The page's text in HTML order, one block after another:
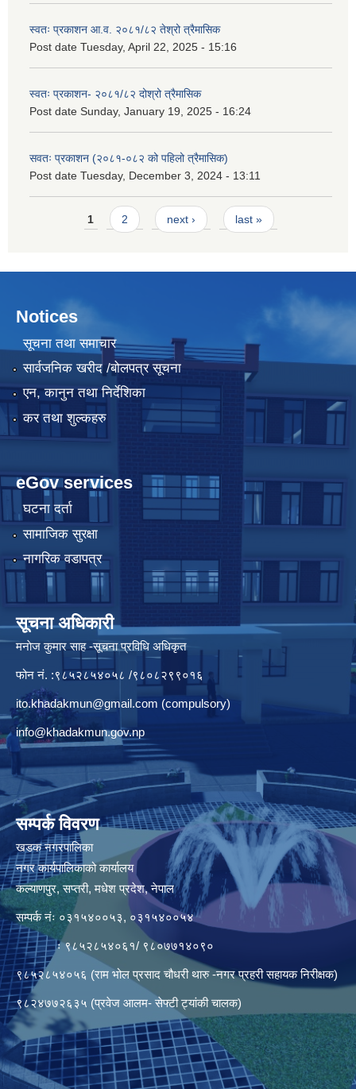
स्वतः प्रकाशन आ.व. २०८१/८२ तेश्रो त्रैमासिक
Post date Tuesday, April 22, 2025 - 15:16
स्वतः प्रकाशन- २०८१/८२ दोश्रो त्रैमासिक
Post date Sunday, January 19, 2025 - 16:24
सवतः प्रकाशन (२०८१-०८२ को पहिलो त्रैमासिक)
Post date Tuesday, December 3, 2024 - 13:11
Pages1 2 next › last »
Notices
सूचना तथा समाचार
सार्वजनिक खरीद /बोलपत्र सूचना
एन, कानुन तथा निर्देशिका
कर तथा शुल्कहरु
eGov services
घटना दर्ता
सामाजिक सुरक्षा
नागरिक वडापत्र
सूचना अधिकारी
मनाेज कुमार साह -सूचना प्रविधि अधिकृत
फोन नं. :९८५२८५४०५८ /९८०८२९९०१६
ito.khadakmun@gmail.com (compulsory)
info@khadakmun.gov.np
सम्पर्क विवरण
खडक नगरपालिका
नगर कार्यपालिकाको कार्यालय
कल्याणपुर, सप्तरी, मधेश प्रदेश, नेपाल
सम्पर्क नंः ०३१५४००५३, ०३१५४००५४
ः ९८५२८५४०६१/ ९८०७७१४०९०
९८५२८५४०५६ (राम भोल प्रसाद चौधरी थारु -नगर प्रहरी सहायक निरीक्षक)
९८२४७७२६३५ (प्रवेज आलम- सेफ्टी ट्यांकी चालक)